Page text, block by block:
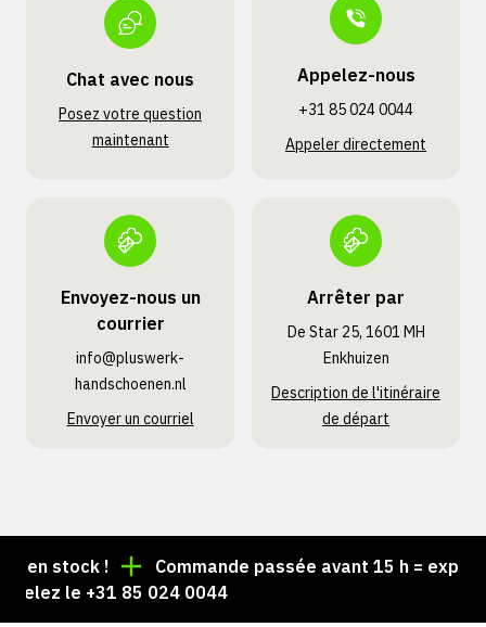
Chat avec nous
Posez votre question
maintenant
Appelez-nous
+31 85 024 0044
Appeler directement
Envoyez-nous un
courrier
info@pluswerk­
handschoenen.nl
Envoyer un courriel
Arrêter par
De Star 25, 1601 MH
Enkhuizen
Description de l'itinéraire
de départ
stock !
Commande passée avant 15 h = expédiée
le +31 85 024 0044